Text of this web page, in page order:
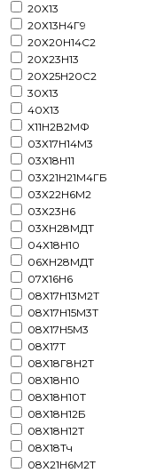
20X13
20Х13Н4Г9
20Х20Н14C2
20Х23Н13
20Х25Н20С2
30X13
40X13
X11Н2В2МФ
03Х17Н14М3
03Х18Н11
03Х21Н21М4ГБ
03Х22Н6М2
03Х23Н6
03ХН28МДТ
04Х18Н10
06ХН28МДТ
07Х16Н6
08Х17Н13М2Т
08Х17Н15М3Т
08Х17Н5М3
08Х17Т
08Х18Г8Н2Т
08Х18Н10
08Х18Н10Т
08Х18Н12Б
08Х18Н12Т
08Х18Тч
08Х21Н6М2Т